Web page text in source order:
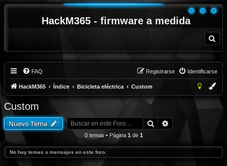
HackM365 - firmware a medida
u
FAQ Identificarse
Registrarse
HackM365 Índice Bicicleta eléctrica Custom
Custom
Nuevo Tema Buscar
0 temas • Página 1 de 1
No hay temas o mensajes en este foro.